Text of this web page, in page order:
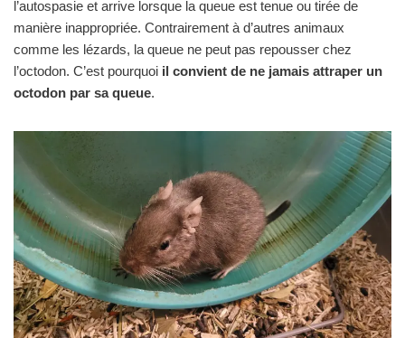
l’autospasie et arrive lorsque la queue est tenue ou tirée de
manière inappropriée. Contrairement à d’autres animaux
comme les lézards, la queue ne peut pas repousser chez
l’octodon. C’est pourquoi il convient de ne jamais attraper un
octodon par sa queue.